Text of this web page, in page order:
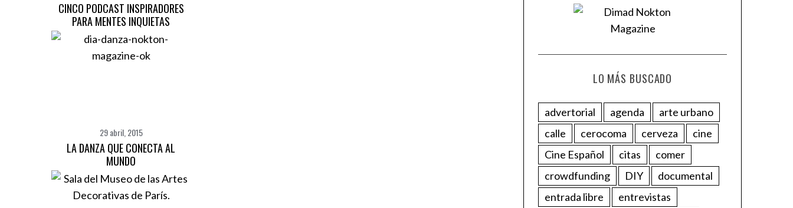
CINCO PODCAST INSPIRADORES
PARA MENTES INQUIETAS
29 abril, 2015
LA DANZA QUE CONECTA AL
MUNDO
LO MÁS BUSCADO
advertorial agenda
arte urbano
calle
cerocoma cerveza
cine
Cine Español
citas
comer
crowdfunding
DIY
documental
entrada libre
entrevistas